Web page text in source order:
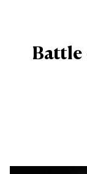
Battle